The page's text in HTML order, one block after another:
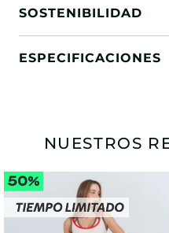
SOSTENIBILIDAD
ESPECIFICACIONES
NUESTROS